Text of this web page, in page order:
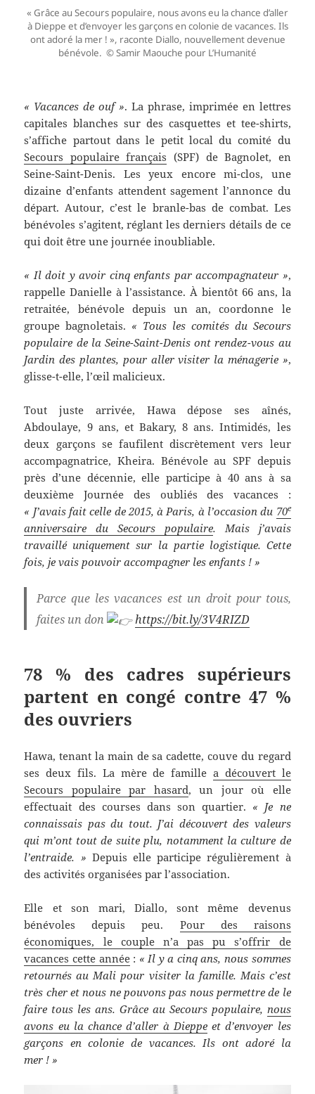
« Grâce au Secours populaire, nous avons eu la chance d’aller
à Dieppe et d’envoyer les garçons en colonie de vacances. Ils
ont adoré la mer ! », raconte Diallo, nouvellement devenue
bénévole. © Samir Maouche pour L’Humanité
« Vacances de ouf ». La phrase, imprimée en lettres
capitales blanches sur des casquettes et tee-shirts,
s’affiche partout dans le petit local du comité du
Secours populaire français (SPF) de Bagnolet, en
Seine-Saint-Denis. Les yeux encore mi-clos, une
dizaine d’enfants attendent sagement l’annonce du
départ. Autour, c’est le branle-bas de combat. Les
bénévoles s’agitent, réglant les derniers détails de ce
qui doit être une journée inoubliable.
« Il doit y avoir cinq enfants par accompagnateur »,
rappelle Danielle à l’assistance. À bientôt 66 ans, la
retraitée, bénévole depuis un an, coordonne le
groupe bagnoletais. « Tous les comités du Secours
populaire de la Seine-Saint-Denis ont rendez-vous au
Jardin des plantes, pour aller visiter la ménagerie »,
glisse-t-elle, l’œil malicieux.
Tout juste arrivée, Hawa dépose ses aînés,
Abdoulaye, 9 ans, et Bakary, 8 ans. Intimidés, les
deux garçons se faufilent discrètement vers leur
accompagnatrice, Kheira. Bénévole au SPF depuis
près d’une décennie, elle participe à 40 ans à sa
deuxième Journée des oubliés des vacances :
« J’avais fait celle de 2015, à Paris, à l’occasion du 70e
anniversaire du Secours populaire. Mais j’avais
travaillé uniquement sur la partie logistique. Cette
fois, je vais pouvoir accompagner les enfants ! »
Parce que les vacances est un droit pour tous,
faites un don
https://bit.ly/3V4RIZD
78 % des cadres supérieurs
partent en congé contre 47 %
des ouvriers
Hawa, tenant la main de sa cadette, couve du regard
ses deux fils. La mère de famille a découvert le
Secours populaire par hasard, un jour où elle
effectuait des courses dans son quartier. « Je ne
connaissais pas du tout. J’ai découvert des valeurs
qui m’ont tout de suite plu, notamment la culture de
l’entraide. » Depuis elle participe régulièrement à
des activités organisées par l’association.
Elle et son mari, Diallo, sont même devenus
bénévoles depuis peu. Pour des raisons
économiques, le couple n’a pas pu s’offrir de
vacances cette année: « Il y a cinq ans, nous sommes
retournés au Mali pour visiter la famille. Mais c’est
très cher et nous ne pouvons pas nous permettre de le
faire tous les ans. Grâce au Secours populaire, nous
avons eu la chance d’aller à Dieppeet d’envoyer les
garçons en colonie de vacances. Ils ont adoré la
mer ! »